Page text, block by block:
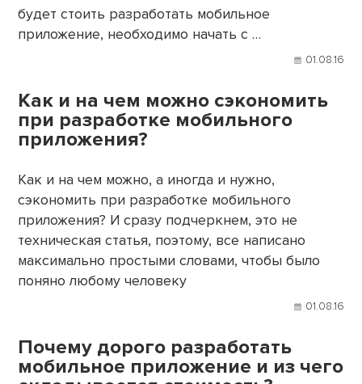
будет стоить разработать мобильное
приложение, необходимо начать с …
01.08.16
Как и на чем можно сэкономить
при разработке мобильного
приложения?
Как и на чем можно, а иногда и нужно,
сэкономить при разработке мобильного
приложения? И сразу подчеркнем, это не
техническая статья, поэтому, все написано
максимально простыми словами, чтобы было
поняно любому человеку
01.08.16
Почему дорого разработать
мобильное приложение и из чего